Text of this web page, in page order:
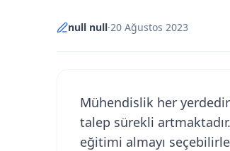
null null·20 Ağustos 2023
Mühendislik her
talep sürekli
eğitimi almayı